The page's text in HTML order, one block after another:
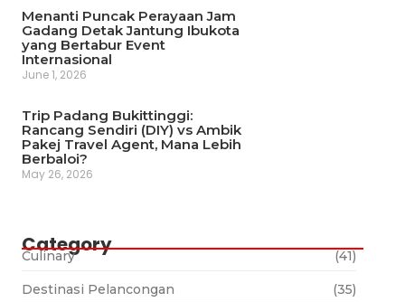
Menanti Puncak Perayaan Jam
Gadang Detak Jantung Ibukota
yang Bertabur Event
Internasional
June 1, 2026
Trip Padang Bukittinggi:
Rancang Sendiri (DIY) vs Ambik
Pakej Travel Agent, Mana Lebih
Berbaloi?
May 26, 2026
Category
Culinary (41)
Destinasi Pelancongan (35)